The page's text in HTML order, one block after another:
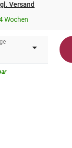
Versand
Wochen